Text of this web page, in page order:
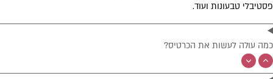
פסטיבלי טבעונות ועוד.
כמה עולה לעשות את הכרטיס?